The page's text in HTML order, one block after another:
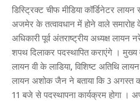
डिस्ट्रिक्ट चीफ मीडिया कॉर्डिनेटर
अजमेर के तत्वावधान में होने वाले समारोह
अधिकारी पूर्व अंतराष्ट्रीय अध्यक्ष लायन
शपथ दिलाकर पदस्थापित कराएंगे । मुख्य
लायन वी के लाडिया, विशिष्ट अतिथि
लायन अशोक जैन ने बताया कि 3 अगस्त
11 बजे से पदस्थापना कार्यक्रम होगा ।